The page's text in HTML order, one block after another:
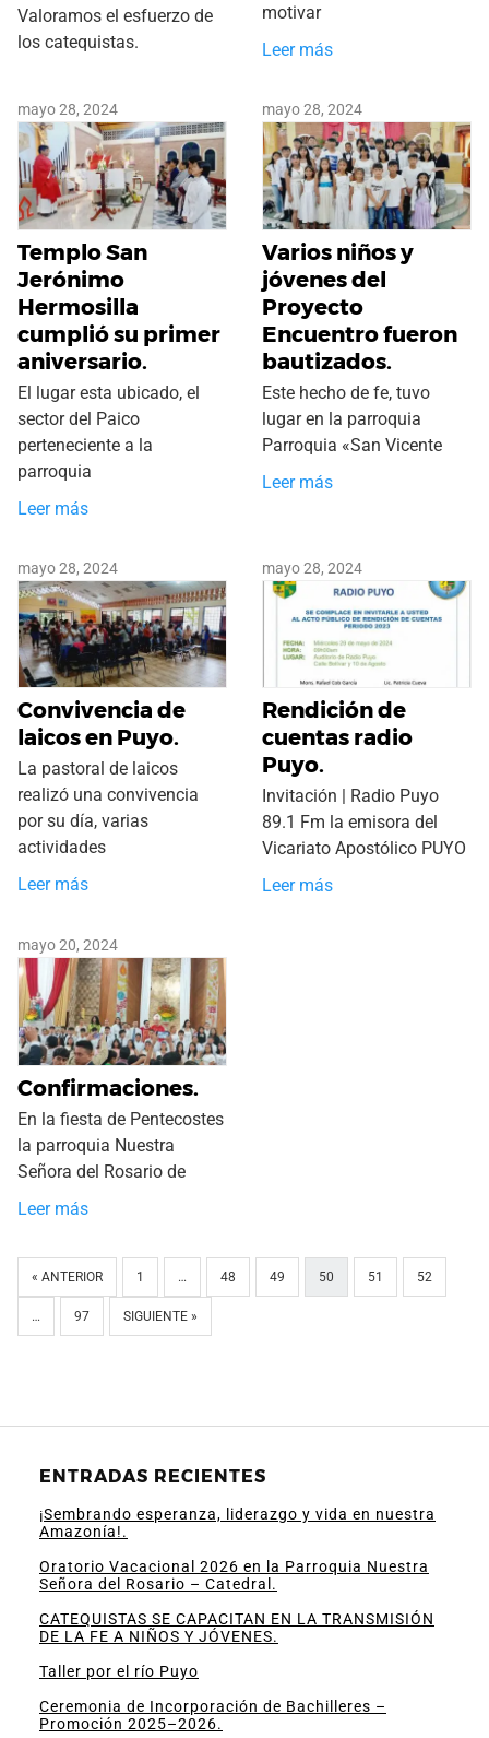
Valoramos el esfuerzo de
los catequistas.
motivar
Leer más
mayo 28, 2024
Templo San
Jerónimo
Hermosilla
cumplió su primer
aniversario.
El lugar esta ubicado, el
sector del Paico
perteneciente a la
parroquia
Leer más
mayo 28, 2024
Varios niños y
jóvenes del
Proyecto
Encuentro fueron
bautizados.
Este hecho de fe, tuvo
lugar en la parroquia
Parroquia «San Vicente
Leer más
mayo 28, 2024
Convivencia de
laicos en Puyo.
La pastoral de laicos
realizó una convivencia
por su día, varias
actividades
Leer más
mayo 28, 2024
Rendición de
cuentas radio
Puyo.
Invitación | Radio Puyo
89.1 Fm la emisora del
Vicariato Apostólico PUYO
Leer más
mayo 20, 2024
Confirmaciones.
En la fiesta de Pentecostes
la parroquia Nuestra
Señora del Rosario de
Leer más
« ANTERIOR 1 … 48 49 50 51 52
… 97 SIGUIENTE »
ENTRADAS RECIENTES
¡Sembrando esperanza, liderazgo y vida en nuestra
Amazonía!.
Oratorio Vacacional 2026 en la Parroquia Nuestra
Señora del Rosario – Catedral.
CATEQUISTAS SE CAPACITAN EN LA TRANSMISIÓN
DE LA FE A NIÑOS Y JÓVENES.
Taller por el río Puyo
Ceremonia de Incorporación de Bachilleres –
Promoción 2025–2026.